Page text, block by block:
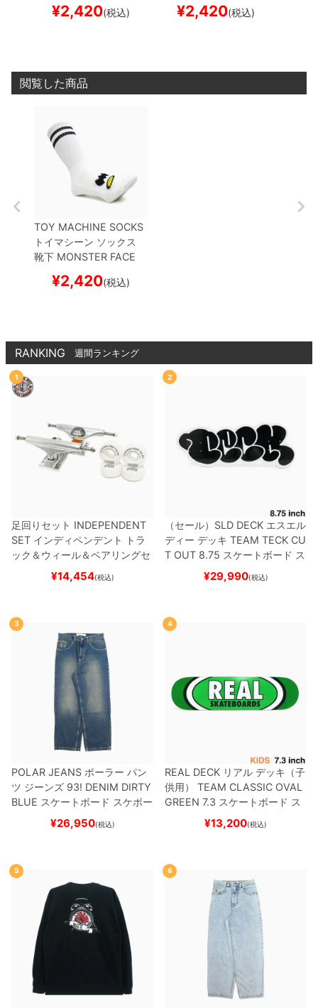
ド スケボー
¥2,420(税込)
ド スケボー
¥2,420(税込)
閲覧した商品
TOY MACHINE SOCKS
トイマシーン ソックス
靴下 MONSTER FACE
スケボー
¥2,420(税込)
RANKING 週間ランキング
1
足回りセット INDEPENDENT
SET インディペンデント
トラ
ック＆ウィール＆ベアリングセ
（トリック用）
ード スケボー
¥14,454(税込)
2
（セール） SLD DECK エスエル
ディー デッキ TEAM TECK CU
T OUT 8.75 スケートボード ス
¥29,990(税込)
3
POLAR JEANS ポーラー パン
ツ ジーンズ 93! DENIM DIRTY
BLUE スケートボード スケボー
¥26,950(税込)
4
REAL DECK リアル デッキ（子
供用）
TEAM CLASSIC OVAL
GREEN 7.3 スケートボード ス
¥13,200(税込)
5 6